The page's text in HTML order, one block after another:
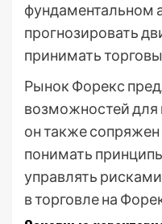
фундаментальном
прогнозировать
принимать
Рынок Форекс
возможностей для
он также
понимать
управлять
в торговле на